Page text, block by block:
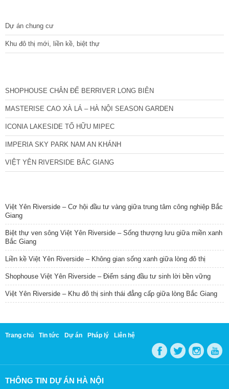
Dự án chung cư
Khu đô thị mới, liền kề, biệt thự
SHOPHOUSE CHÂN ĐẾ BERRIVER LONG BIÊN
MASTERISE CAO XÀ LÁ – HÀ NỘI SEASON GARDEN
ICONIA LAKESIDE TỐ HỮU MIPEC
IMPERIA SKY PARK NAM AN KHÁNH
VIỆT YÊN RIVERSIDE BẮC GIANG
Việt Yên Riverside – Cơ hội đầu tư vàng giữa trung tâm công nghiệp Bắc
Giang
Biệt thự ven sông Việt Yên Riverside – Sống thượng lưu giữa miền xanh
Bắc Giang
Liền kề Việt Yên Riverside – Không gian sống xanh giữa lòng đô thị
Shophouse Việt Yên Riverside – Điểm sáng đầu tư sinh lời bền vững
Việt Yên Riverside – Khu đô thị sinh thái đẳng cấp giữa lòng Bắc Giang
Trang chủ Tin tức Dự án Pháp lý Liên hệ
THÔNG TIN DỰ ÁN HÀ NỘI